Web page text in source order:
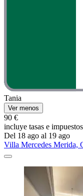
Tania
Ver menos
90 €
incluye tasas e impuestos
Del 18 ago al 19 ago
Villa Mercedes Merida,